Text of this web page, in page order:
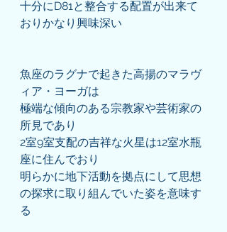
十分にD81と整合する配置が出来て
おりかなり興味深い
魚座のラグナで起きた高揚のマラヴ
ィア・ヨーガは
極端な傾向のある宗教家や芸術家の
所見であり
2室9室支配の吉祥な火星は12室水瓶
座に住んでおり
明らかに地下活動を拠点にして思想
の探求に取り組んでいた姿を意味す
る